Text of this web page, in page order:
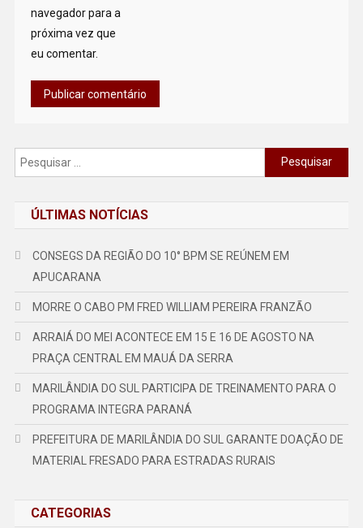
navegador para a
próxima vez que
eu comentar.
Pesquisar
por:
ÚLTIMAS NOTÍCIAS
CONSEGS DA REGIÃO DO 10° BPM SE REÚNEM EM
APUCARANA
MORRE O CABO PM FRED WILLIAM PEREIRA FRANZÃO
ARRAIÁ DO MEI ACONTECE EM 15 E 16 DE AGOSTO NA
PRAÇA CENTRAL EM MAUÁ DA SERRA
MARILÂNDIA DO SUL PARTICIPA DE TREINAMENTO PARA O
PROGRAMA INTEGRA PARANÁ
PREFEITURA DE MARILÂNDIA DO SUL GARANTE DOAÇÃO DE
MATERIAL FRESADO PARA ESTRADAS RURAIS
CATEGORIAS